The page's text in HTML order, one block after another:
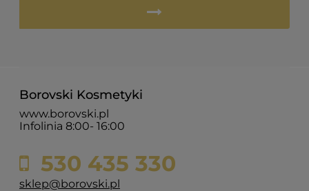
Borovski Kosmetyki
www.borovski.pl
Infolinia 8:00- 16:00
530 435 330
sklep@borovski.pl